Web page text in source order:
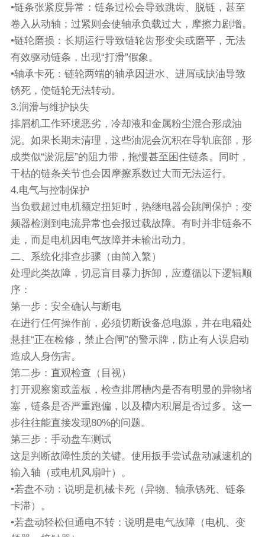
•链条张紧度异常：链条过松会导致跳齿、脱链，甚至
卷入从动轴；过紧则会使轴承负载过大，摩擦力剧增。
•链轮磨损：长期运行导致链轮齿形变尖或磨平，无法
有效驱动链条，出现“打滑”假象。
•轴承卡死：链轮两端的轴承因进水、进屑或缺油导致
锈死，使链轮无法转动。
3.润滑与维护缺失
排屑机工作环境恶劣，冷却液和金属粉尘混合形成油
泥。如果长期未清理，这些油泥会沉积在导轨底部，形
成类似“淤泥层”的阻力带，拖慢甚至困住链条。同时，
干枯的链条关节也会因摩擦系数过大而无法运行。
4.电气与控制保护
当负载超过电机额定扭矩时，热继电器会跳闸保护；变
频器检测到电流异常也会报过载故障。有时并非链条不
走，而是电机因电气故障并未输出动力。
二、系统化排查步骤（由简入繁）
处理此类故障，切忌盲目暴力拆卸，应遵循以下逻辑顺
序：
第一步：安全确认与断电
在进行任何操作前，必须切断设备总电源，并在电箱处
悬挂“正在检修，禁止合闸”的警示牌，防止有人误启动
造成人身伤害。
第二步：直观检查（目视）
打开观察窗或盖板，检查排屑槽内是否有明显的异物堵
塞，链条是否严重跑偏，以及槽内积屑是否过多。这一
步往往能直接发现80%的问题。
第三步：手动盘车测试
这是判断故障性质的关键。使用扳手尝试盘动减速机的
输入轴（或电机风扇叶）。
•若盘不动：说明是机械卡死（异物、轴承锈死、链条
卡滞）。
•若盘动轻松但通电不转：说明是电气故障（电机、变